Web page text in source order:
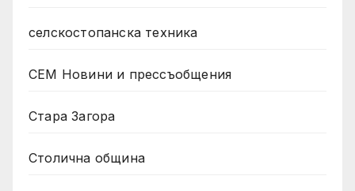
селскостопанска техника
СЕМ Новини и прессъобщения
Стара Загора
Столична община